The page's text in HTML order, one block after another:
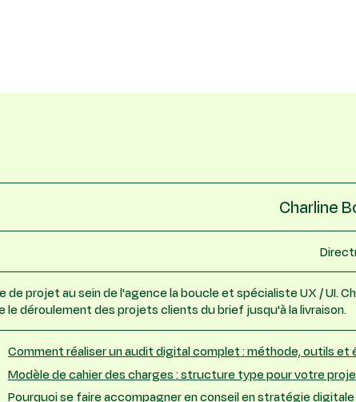
Charline
de projet au sein de l'agence la boucle et spécialiste UX / UI.
le déroulement des projets clients du brief jusqu'à la livraison.
Comment réaliser un audit digital complet : méthode, outils et
Modèle de cahier des charges : structure type pour votre
Pourquoi se faire accompagner en conseil en stratégie digitale